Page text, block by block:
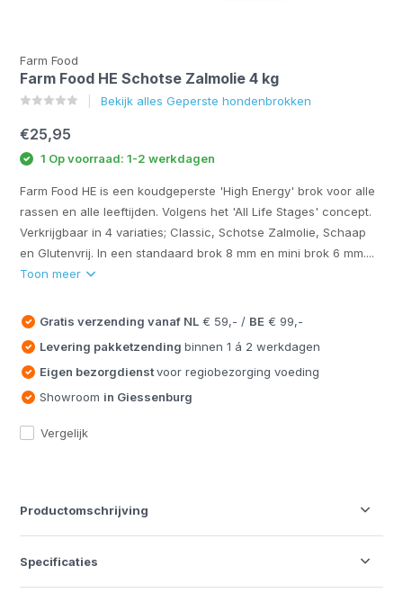
Farm Food
Farm Food HE Schotse Zalmolie 4 kg
Bekijk alles Geperste hondenbrokken
€25,95
1 Op voorraad: 1-2 werkdagen
Farm Food HE is een koudgeperste 'High Energy' brok voor alle
rassen en alle leeftijden. Volgens het 'All Life Stages' concept.
Verkrijgbaar in 4 variaties; Classic, Schotse Zalmolie, Schaap
en Glutenvrij. In een standaard brok 8 mm en mini brok 6 mm....
Toon meer
Gratis verzending vanaf NL € 59,- / BE € 99,-
Levering pakketzendingbinnen 1 á 2 werkdagen
Eigen bezorgdienstvoor regiobezorging voeding
Showroom in Giessenburg
Vergelijk
Productomschrijving
Specificaties